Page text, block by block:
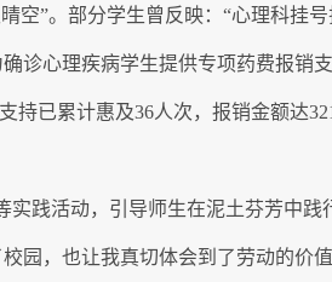
空”。部分学生曾反映：“心理科挂
诊心理疾病学生提供专项药费报销
已累计惠及36人次，报销金额达
践活动，引导师生在泥土芬芳中践
园，也让我真切体会到了劳动的价